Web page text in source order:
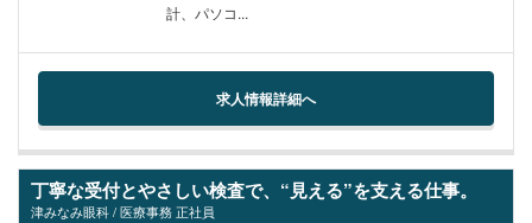
計、パソコ...
求人情報詳細へ
丁寧な受付とやさしい検査で、“見える”を支える仕事。
津みなみ眼科 / 医療事務 正社員